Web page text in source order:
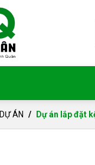
DỰ ÁN Dự án lắp đặt